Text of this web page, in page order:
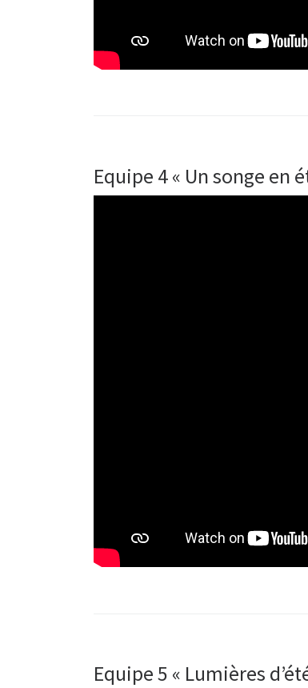
Equipe 4 « Un songe en
Equipe 5 « Lumières